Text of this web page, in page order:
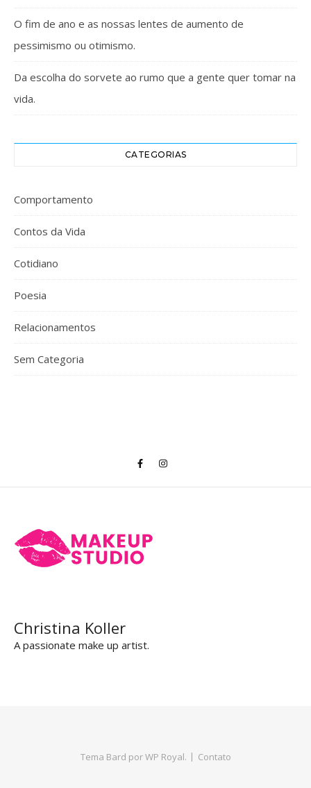
O fim de ano e as nossas lentes de aumento de
pessimismo ou otimismo.
Da escolha do sorvete ao rumo que a gente quer tomar na
vida.
CATEGORIAS
Comportamento
Contos da Vida
Cotidiano
Poesia
Relacionamentos
Sem Categoria
Christina Koller
A passionate make up artist.
Tema Bard porWP Royal. Contato